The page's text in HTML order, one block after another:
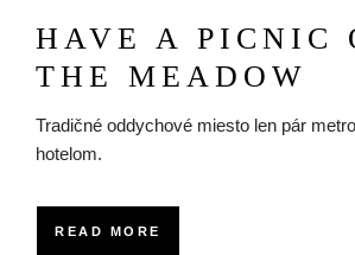
HAVE A PICNIC
THE MEADOW
Tradičné oddychové miesto len pár
hotelom.
READ MORE